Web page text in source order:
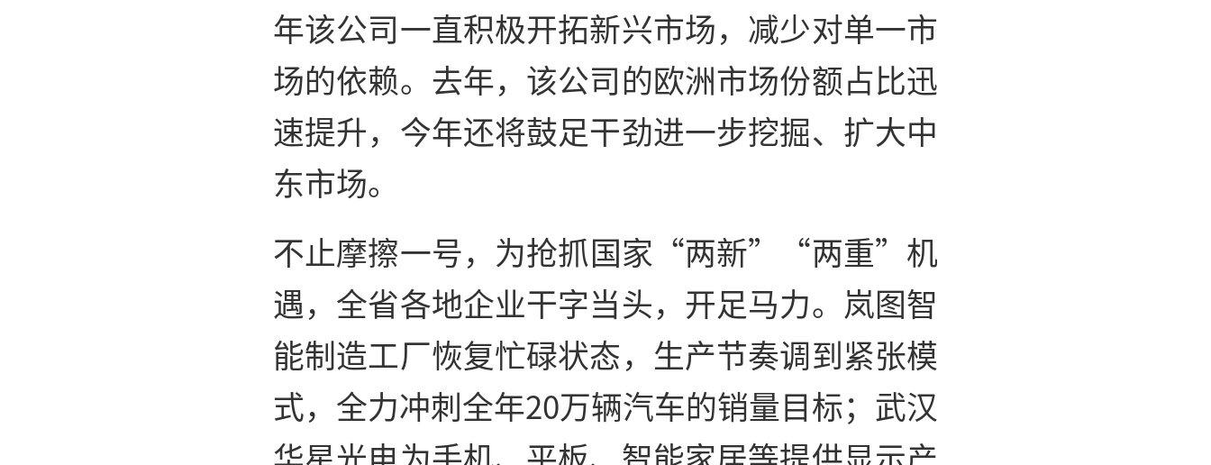
年该公司一直积极开拓新兴市场，减少对单一市
场的依赖。去年，该公司的欧洲市场份额占比迅
速提升，今年还将鼓足干劲进一步挖掘、扩大中
东市场。
不止摩擦一号，为抢抓国家“两新”“两重”机
遇，全省各地企业干字当头，开足马力。岚图智
能制造工厂恢复忙碌状态，生产节奏调到紧张模
式，全力冲刺全年20万辆汽车的销量目标；武汉